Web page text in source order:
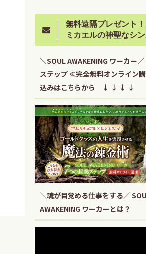
無料遠隔プレゼント
ミカエルの神聖なシ
＼SOUL AWAKENING ワーカー
ステップ ≪完全無料オンライン
込みはこちらから ↓ ↓ ↓ ↓
＼魂が目覚める仕事をする／
AWAKENING ワーカーとは？